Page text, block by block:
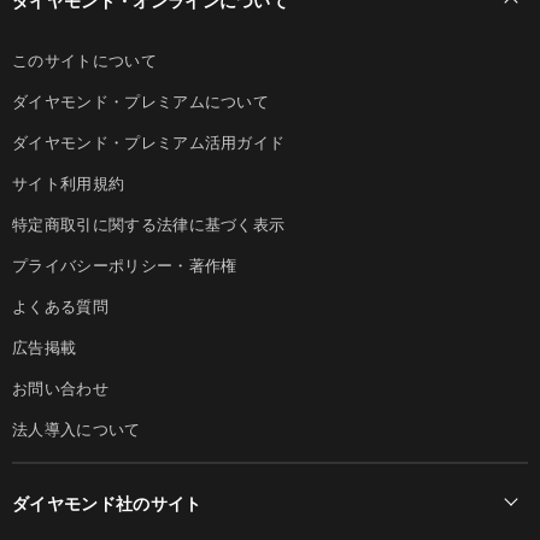
このサイトについて
ダイヤモンド・プレミアムについて
ダイヤモンド・プレミアム活用ガイド
サイト利用規約
特定商取引に関する法律に基づく表示
プライバシーポリシー・著作権
よくある質問
広告掲載
お問い合わせ
法人導入について
ダイヤモンド社のサイト